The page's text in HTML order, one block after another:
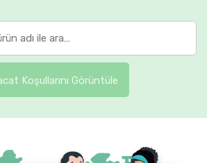
Koşullarını Görüntüle